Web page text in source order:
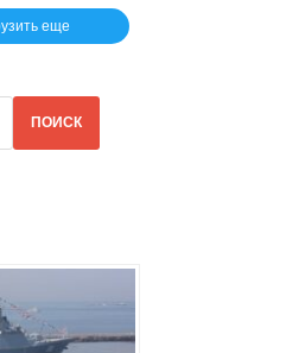
еще
ПОИСК